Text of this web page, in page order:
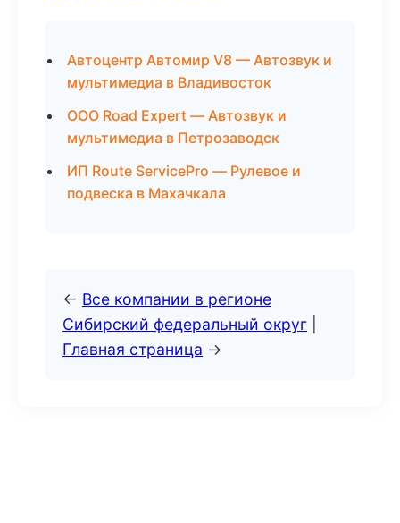
Автоцентр Автомир V8 — Автозвук и
мультимедиа в Владивосток
ООО Road Expert — Автозвук и
мультимедиа в Петрозаводск
ИП Route ServicePro — Рулевое и
подвеска в Махачкала
← Все компании в регионе
Сибирский федеральный округ
Главная страница →